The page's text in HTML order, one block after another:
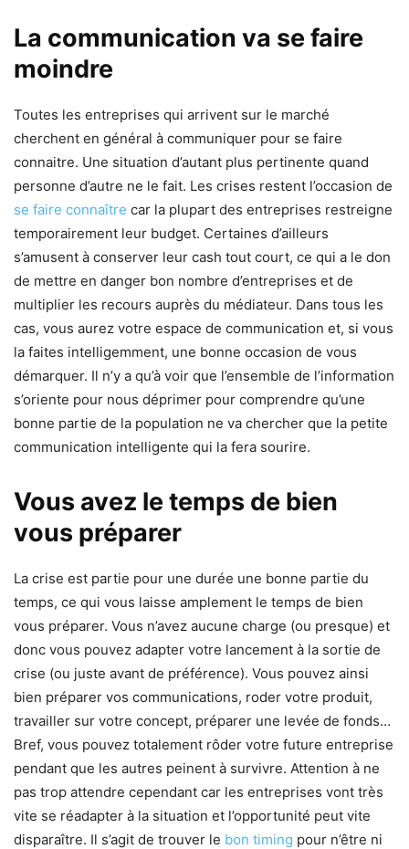
La communication va se faire
moindre
Toutes les entreprises qui arrivent sur le marché
cherchent en général à communiquer pour se faire
connaitre. Une situation d’autant plus pertinente quand
personne d’autre ne le fait. Les crises restent l’occasion de
se faire connaître car la plupart des entreprises restreigne
temporairement leur budget. Certaines d’ailleurs
s’amusent à conserver leur cash tout court, ce qui a le don
de mettre en danger bon nombre d’entreprises et de
multiplier les recours auprès du médiateur. Dans tous les
cas, vous aurez votre espace de communication et, si vous
la faites intelligemment, une bonne occasion de vous
démarquer. Il n’y a qu’à voir que l’ensemble de l’information
s’oriente pour nous déprimer pour comprendre qu’une
bonne partie de la population ne va chercher que la petite
communication intelligente qui la fera sourire.
Vous avez le temps de bien
vous préparer
La crise est partie pour une durée une bonne partie du
temps, ce qui vous laisse amplement le temps de bien
vous préparer. Vous n’avez aucune charge (ou presque) et
donc vous pouvez adapter votre lancement à la sortie de
crise (ou juste avant de préférence). Vous pouvez ainsi
bien préparer vos communications, roder votre produit,
travailler sur votre concept, préparer une levée de fonds…
Bref, vous pouvez totalement rôder votre future entreprise
pendant que les autres peinent à survivre. Attention à ne
pas trop attendre cependant car les entreprises vont très
vite se réadapter à la situation et l’opportunité peut vite
disparaître. Il s’agit de trouver le bon timing pour n’être ni